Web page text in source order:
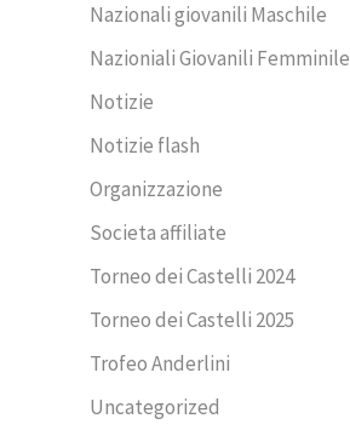
Nazionali giovanili Maschile
Nazioniali Giovanili Femminile
Notizie
Notizie flash
Organizzazione
Societa affiliate
Torneo dei Castelli 2024
Torneo dei Castelli 2025
Trofeo Anderlini
Uncategorized